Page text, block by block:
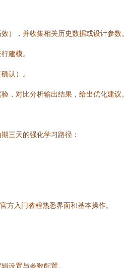
），并收集相关历史数据或设计参数。
建模。
认）。
，对比分析输出结果，给出优化建议。
三天的强化学习路径：
方入门教程熟悉界面和基本操作。
设置与参数配置。